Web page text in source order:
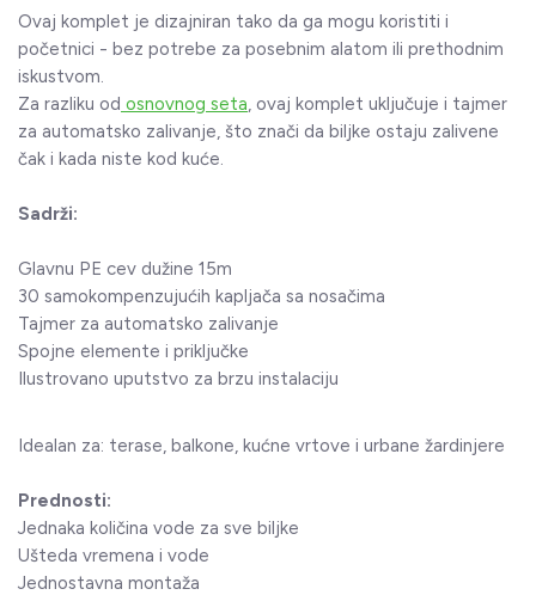
Ovaj komplet je dizajniran tako da ga mogu koristiti i
početnici - bez potrebe za posebnim alatom ili prethodnim
iskustvom.
Za razliku od osnovnog seta, ovaj komplet uključuje i tajmer
za automatsko zalivanje, što znači da biljke ostaju zalivene
čak i kada niste kod kuće.
Sadrži:
Glavnu PE cev dužine 15m
30 samokompenzujućih kapljača sa nosačima
Tajmer za automatsko zalivanje
Spojne elemente i priključke
Ilustrovano uputstvo za brzu instalaciju
Idealan za: terase, balkone, kućne vrtove i urbane žardinjere
Prednosti:
Jednaka količina vode za sve biljke
Ušteda vremena i vode
Jednostavna montaža